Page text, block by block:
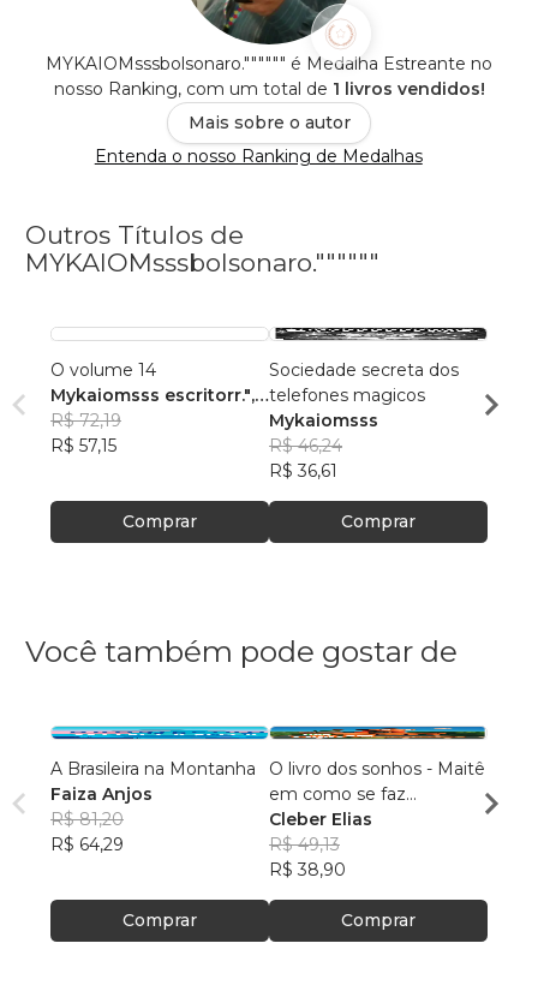
MYKAIOMsssbolsonaro."""""" é Medalha Estreante no
nosso Ranking, com um total de 1 livros vendidos!
Mais sobre o autor
Entenda o nosso Ranking de Medalhas
Outros Títulos de
MYKAIOMsssbolsonaro.""""""
O volume 14
Mykaiomsss escritorr.",
+2
R$ 72,19
R$ 57,15
Comprar
Sociedade secreta dos
telefones magicos
Mykaiomsss
R$ 46,24
R$ 36,61
Comprar
R$
Você também pode gostar de
A Brasileira na Montanha
Faiza Anjos
R$ 81,20
R$ 64,29
Comprar
O livro dos sonhos - Maitê
em como se faz...
Cleber Elias
R$ 49,13
R$ 38,90
Comprar
R$